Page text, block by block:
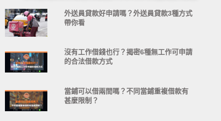
外送員貸款好申請嗎？外送員貸款3種方式
帶你看
沒有工作借錢也行？揭密6種無工作可申請
的合法借款方式
當鋪可以借兩間嗎？不同當鋪重複借款有
甚麼限制？